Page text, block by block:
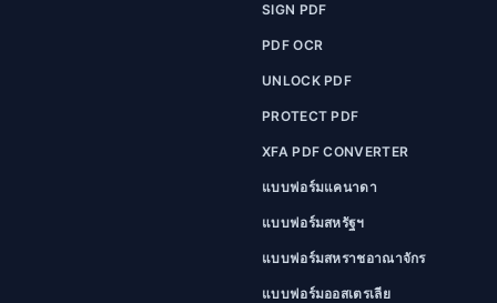
SIGN PDF
PDF OCR
UNLOCK PDF
PROTECT PDF
XFA PDF CONVERTER
แบบฟอร์มแคนาดา
แบบฟอร์มสหรัฐฯ
แบบฟอร์มสหราชอาณาจักร
แบบฟอร์มออสเตรเลีย